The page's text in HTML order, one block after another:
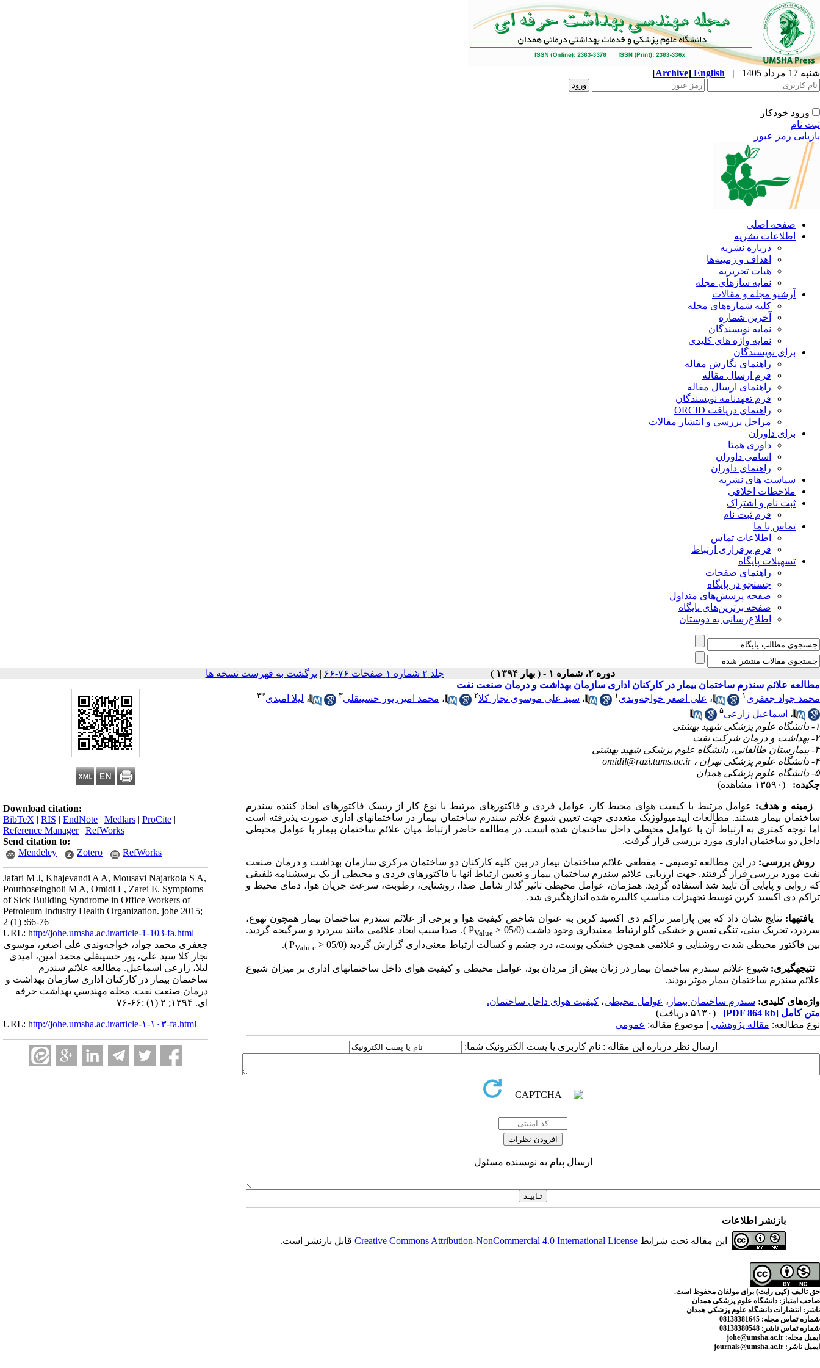
شنبه 17 مرداد 1405 |
English
[Archive]
ورود خودکار
ثبت نام
بازیابی رمز عبور
صفحه اصلی
اطلاعات نشریه
درباره نشریه
اهداف و زمینه‌ها
هیات تحریریه
نمایه سازهای مجله
آرشیو مجله و مقالات
کلیه شماره‌های مجله
آخرین شماره
نمایه نویسندگان
نمایه واژه های کلیدی
برای نویسندگان
راهنمای نگارش مقاله
فرم ارسال مقاله
راهنمای ارسال مقاله
فرم تعهدنامه نویسندگان
راهنمای دریافت ORCID
مراحل بررسی و انتشار مقالات
برای داوران
داوری همتا
اسامی داوران
راهنمای داوران
سیاست های نشریه
ملاحظات اخلاقی
ثبت نام و اشتراک
فرم ثبت نام
تماس با ما
اطلاعات تماس
فرم برقراری ارتباط
تسهیلات پایگاه
راهنمای صفحات
جستجو در پایگاه
صفحه پرسش‌های متداول
صفحه برترین‌های پایگاه
اطلاع‌رسانی به دوستان
دوره ۲، شماره ۱ - ( بهار ۱۳۹۴ ) جلد ۲ شماره ۱ صفحات ۷۶-۶۶ | برگشت به فهرست نسخه ها
Download citation:
BibTeX | RIS | EndNote | Medlars | ProCite |
Reference Manager| RefWorks
Send citation to:
Mendeley
Zotero RefWorks
Jafari M J, Khajevandi A A, Mousavi Najarkola S A,
Pourhoseingholi M A, Omidi L, Zarei E. Symptoms
of Sick Building Syndrome in Office Workers of
Petroleum Industry Health Organization. johe 2015;
2 (1) :66-76
URL: http://johe.umsha.ac.ir/article-1-103-fa.html
جعفری محمد جواد، خواجه‌وندی علی اصغر، موسوی
نجار کلا سید علی، پور حسینقلی محمد امین، امیدی
لیلا، زارعی اسماعیل. مطالعه علائم سندرم
ساختمان بیمار در کارکنان اداری سازمان بهداشت و
درمان صنعت نفت. مجله مهندسي بهداشت حرفه
اي. ۱۳۹۴; ۲ (۱) :۶۶-۷۶
URL: http://johe.umsha.ac.ir/article-۱-۱۰۳-fa.html
مطالعه علائم سندرم ساختمان بیمار در کارکنان اداری سازمان بهداشت و درمان صنعت نفت
محمد جواد جعفری ۱ ، علی اصغر خواجه‌وندی ۱ ، سید علی موسوی نجار کلا۲ ، محمد امین پور حسینقلی۳ ، لیلا امیدی*۴
، اسماعیل زارعی۵
۱- دانشگاه علوم پزشکی شهید بهشتی
۲- بهداشت و درمان شرکت نفت
۳- بیمارستان طالقانی، دانشگاه علوم پزشکی شهید بهشتی
۴- دانشگاه علوم پزشکی تهران ،
omidil@razi.tums.ac.ir
۵- دانشگاه علوم پزشکی همدان
چکیده:
(۱۳۵۹۰ مشاهده)
زمینه و هدف: عوامل مرتبط با کیفیت هوای محیط کار، عوامل فردی و فاکتورهای مرتبط با نوع کار از ریسک فاکتورهای ایجاد کننده سندرم
ساختمان بیمار هستند. مطالعات اپیدمیولوژیک متعددی جهت تعیین شیوع علائم سندرم ساختمان بیمار در ساختمان­های اداری صورت پذیرفته است
اما توجه کمتری به ارتباط آن با عوامل محیطی داخل ساختمان شده است. در مطالعه حاضر ارتباط میان علائم ساختمان بیمار با عوامل محیطی
داخل دو ساختمان اداری مورد بررسی قرار گرفت.
روش بررسی:در این مطالعه توصیفی - مقطعی علائم ساختمان بیمار در بین کلیه کارکنان دو ساختمان مرکزی سازمان بهداشت و درمان صنعت
نفت مورد بررسی قرار گرفتند. جهت ارزیابی علائم سندرم ساختمان بیمار و تعیین ارتباط آن­ها با فاکتورهای فردی و محیطی از یک پرسشنامه‌ تلفیقی
که روایی و پایایی آن تایید شد استفاده گردید. همزمان، عوامل محیطی تاثیر گذار شامل صدا، روشنایی، رطوبت، سرعت جریان هوا، دمای محیط و
تراکم دی اکسید کربن توسط تجهیزات مناسب کالیبره شده اندازه­گیری شد.
یافته­ها: نتایج نشان داد که بین پارامتر تراکم دی اکسید کربن به عنوان شاخص کیفیت هوا و برخی از علائم سندرم ساختمان بیمار همچون تهوع،
سردرد، تحریک بینی، تنگی نفس و خشکی گلو ارتباط معنی­داری وجود داشت (05/0 < P
Value ). صدا سبب ایجاد علائمی مانند سردرد و سرگیجه گردید.
بین فاکتور محیطی شدت روشنایی و علائمی همچون خشکی پوست، درد چشم و کسالت ارتباط معنی‌داری گزارش گردید (05/0 < P
Valu e
).
نتیجه­گیری: شیوع علائم سندرم ساختمان بیمار در زنان بیش از مردان بود. عوامل محیطی و کیفیت هوای داخل ساختمان­های اداری بر میزان شیوع
علائم سندرم ساختمان بیمار موثر بودند.
واژه‌های کلیدی: سندرم ساختمان بیمار ، عوامل محیطی، کیفیت هوای داخل ساختمان.
متن کامل [PDF 864 kb]
(۵۱۳۰ دریافت)
نوع مطالعه: مقاله پژوهشي | موضوع مقاله: عمومى
ارسال نظر درباره این مقاله : نام کاربری یا پست الکترونیک شما:
ارسال پیام به نویسنده مسئول
بازنشر اطلاعات
این مقاله تحت شرایط Creative Commons Attribution-NonCommercial 4.0 International Licenseقابل بازنشر است.
حق تالیف (کپی رایت) برای مولفان محفوظ است.
صاحب امتیاز: دانشگاه علوم پزشکی همدان
ناشر: انتشارات دانشگاه علوم پزشکی همدان
شماره تماس مجله: 08138381645
شماره تماس ناشر:
ایمیل مجله:
ایمیل ناشر: